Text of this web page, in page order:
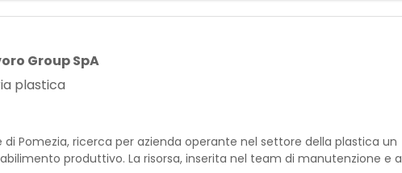
Group SpA
plastica
di Pomezia, ricerca per azienda operante nel settore della plastica un
produttivo. La risorsa, inserita nel team di manutenzione e a